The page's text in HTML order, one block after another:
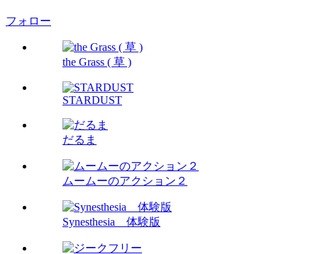
フォロー
the Grass ( 草 )
STARDUST
だるま
ムームーのアクション２
Synesthesia 体験版